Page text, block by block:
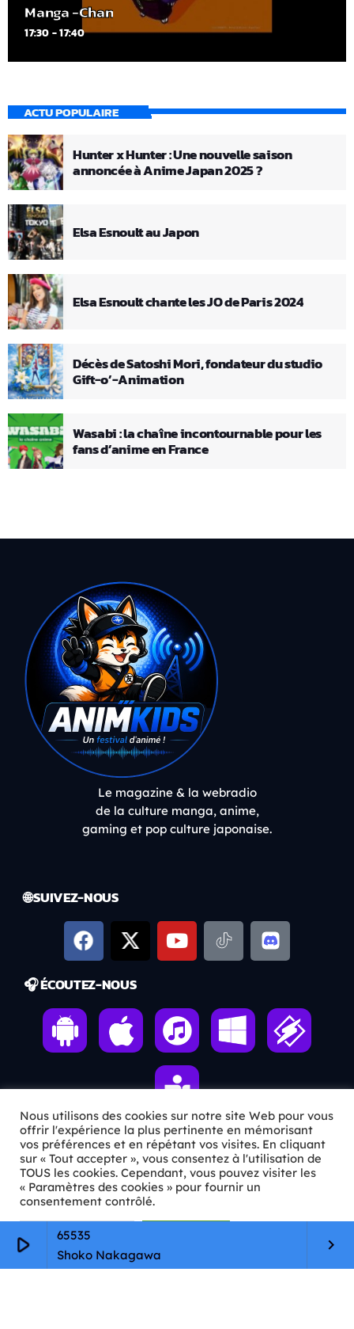
play_arrow
65535
Shoko Nakagawa
keyboard_arrow_right
Manga -Chan
17:30 - 17:40
ACTU POPULAIRE
Hunter x Hunter : Une nouvelle saison
annoncée à Anime Japan 2025 ?
Elsa Esnoult au Japon
Elsa Esnoult chante les JO de Paris 2024
Décès de Satoshi Mori, fondateur du studio
Gift-o’-Animation
Wasabi : la chaîne incontournable pour les
fans d’anime en France
Le magazine & la webradio
de la culture manga, anime,
gaming et pop culture japonaise.
🌐 SUIVEZ-NOUS
🎧 ÉCOUTEZ-NOUS
ℹ️ INFOS PRATIQUES
✉️Contact
🦊Qui sommes-nous ?
📄
Mentions légales
Nous utilisons des cookies sur notre site Web pour vous
offrir l'expérience la plus pertinente en mémorisant
vos préférences et en répétant vos visites. En cliquant
sur « Tout accepter », vous consentez à l'utilisation de
TOUS les cookies. Cependant, vous pouvez visiter les
« Paramètres des cookies » pour fournir un
consentement contrôlé.
Paramètres Cookie